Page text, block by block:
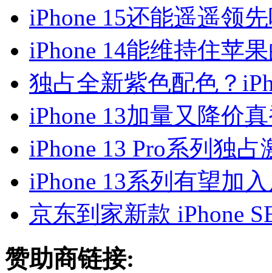
iPhone 15还能遥遥领
iPhone 14能维持住苹
独占全新紫色配色？
iPhone 13加量又降价
iPhone 13 Pro系列独
iPhone 13系列有望加
京东到家新款 iPhone
赞助商链接: